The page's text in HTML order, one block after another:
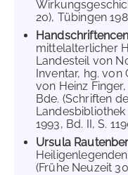
20), Tübingen
mittelalterlicher
Landesteil von
Inventar, hg. von
von Heinz
Bde. (Schriften
1993, Bd. II, S.
Ursula
(Frühe Neuzeit